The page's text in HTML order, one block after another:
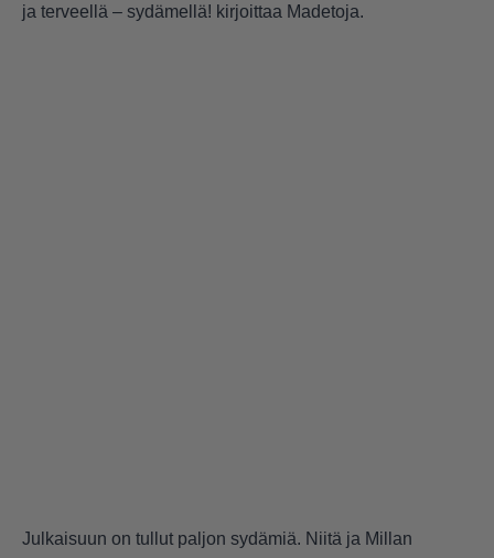
ja terveellä – sydämellä! kirjoittaa Madetoja.
Julkaisuun on tullut paljon sydämiä. Niitä ja Millan